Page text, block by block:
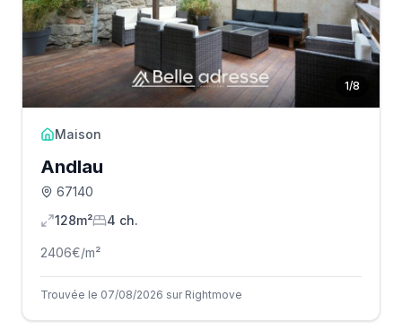
1/8
Maison
Andlau
67140
128m²
4 ch.
2406€/m²
Trouvée le 07/08/2026 sur Rightmove